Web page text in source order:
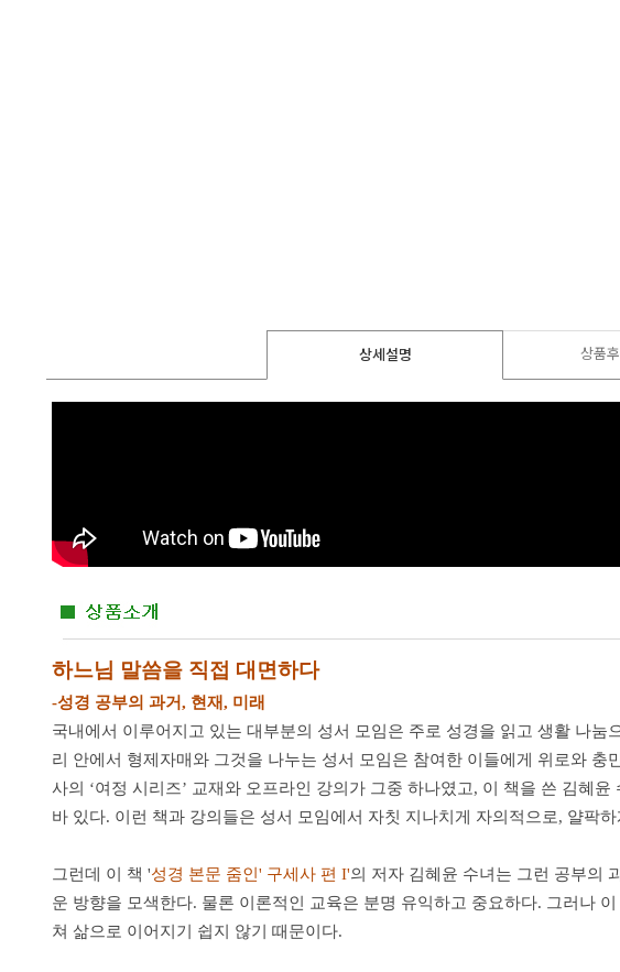
상세설명 상품후
하느님 말씀을 직접 대면하다
-성경 공부의 과거, 현재, 미래
국내에서 이루어지고 있는 대부분의 성서 모임은 주로 성경을 읽고 생활 나
리 안에서 형제자매와 그것을 나누는 성서 모임은 참여한 이들에게 위로와
사의 ‘여정 시리즈’ 교재와 오프라인 강의가 그중 하나였고, 이 책을 쓴 김혜
바 있다. 이런 책과 강의들은 성서 모임에서 자칫 지나치게 자의적으로, 얄팍
그런데 이 책 '성경 본문 줌인' 구세사 편 I'의 저자 김혜윤 수녀는 그런 공부의
운 방향을 모색한다. 물론 이론적인 교육은 분명 유익하고 중요하다. 그러나
쳐 삶으로 이어지기 쉽지 않기 때문이다.